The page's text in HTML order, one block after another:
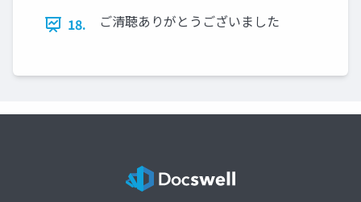
18.
ご清聴ありがとうございました